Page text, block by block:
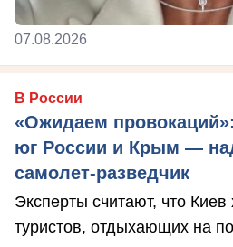
07.08.2026
В России
«Ожидаем
юг России и Крым —
самолет-разведчик
Эксперты считают, что Киев
туристов, отдыхающих на